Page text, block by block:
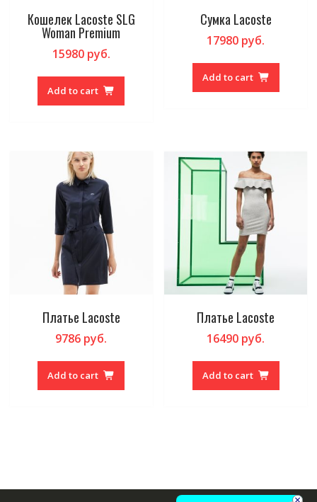
Кошелек Lacoste SLG
Woman Premium
15980руб.
Add to cart
Сумка Lacoste
17980 руб.
Add to cart
Платье Lacoste
9786 руб.
Add to cart
Платье Lacoste
16490 руб.
Add to cart